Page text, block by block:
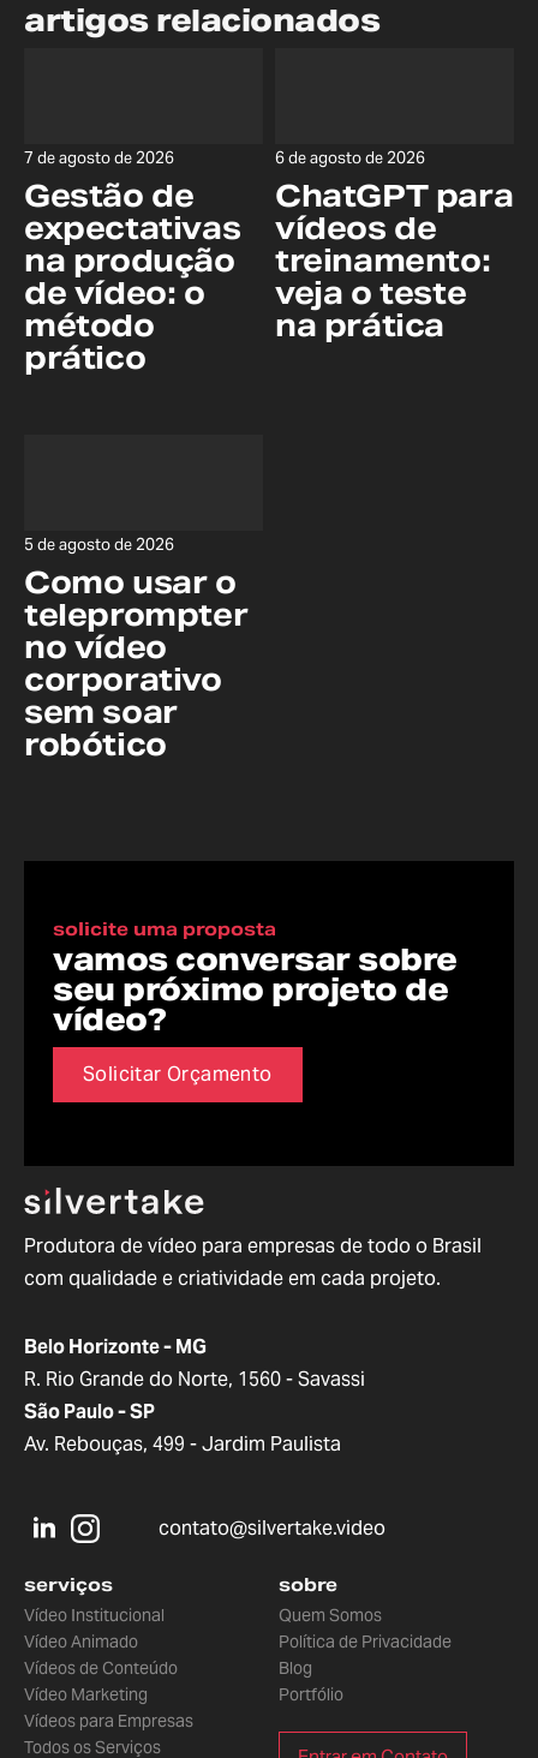
artigos relacionados
Gestão de
expectativas
na produção
de vídeo: o
método
prático
7 de agosto de 2026
ChatGPT para
vídeos de
treinamento:
veja o teste
na prática
6 de agosto de 2026
Como usar o
teleprompter
no vídeo
corporativo
sem soar
robótico
5 de agosto de 2026
solicite uma proposta
vamos conversar sobre
seu próximo projeto de
vídeo?
Solicitar Orçamento
Produtora de vídeo para empresas de todo o Brasil
com qualidade e criatividade em cada projeto.
Belo Horizonte - MG
R. Rio Grande do Norte, 1560 - Savassi
São Paulo - SP
Av. Rebouças, 499 - Jardim Paulista
contato@silvertake.video
serviços
Vídeo Institucional
Vídeo Animado
Vídeos de Conteúdo
Vídeo Marketing
Vídeos para Empresas
Todos os Serviços
sobre
Quem Somos
Política de Privacidade
Blog
Portfólio